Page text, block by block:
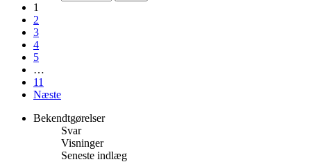
1
2
3
4
5
…
11
Næste
Bekendtgørelser
Svar
Visninger
Seneste indlæg